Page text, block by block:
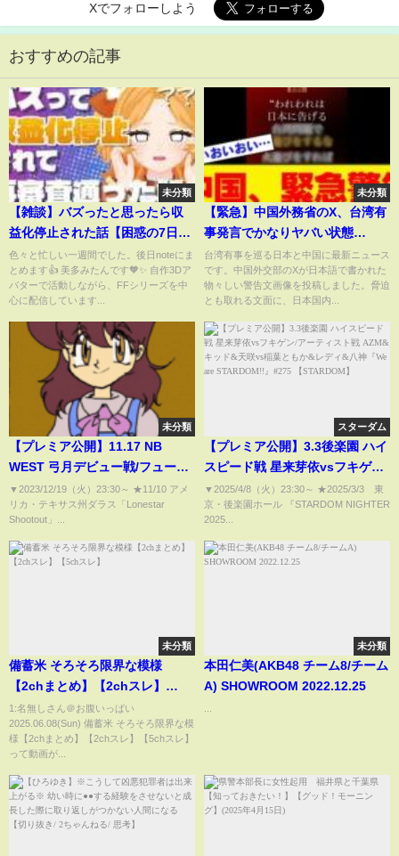
Xでフォローしよう
おすすめの記事
未分類
【雑談】バズったと思ったら収
益化停止された話【困惑の7日
間】
色々と忙しい一週間でした。後日noteにま
とめます👍 美多みたんです🧡✨ 自作3Dア
バターで活動しながら、FFシリーズを中
心に配信しています...
未分類
【緊急】中国外務省のX、台湾有
事発言でかなりヤバい状態
に………
台湾有事を巡る日本と中国に最新ニュース
です。中国外交部のXが日本語で書かれた
物々しい警告文画像を投稿しました。脅迫
とも取れる文面に、日本国内...
未分類
【プレミア公開】11.17 NB
WEST 弓月デビュー戦/フューチ
ャー 吏南vsHANAKO/IWGP女子
inダラス 岩谷vsバッケル 『We
#207【STARDOM】
▼2023/12/19（火）23:30​​​​​​​​​​～ ★11/10 アメ
リカ・テキサス州ダラス「Lonestar
Shootout」...
スターダム
【プレミア公開】3.3後楽園 ハイ
スピード戦 星来芽依vsフキゲン/
アーティスト戦 AZM&キッド&天
咲vs稲葉ともか&レディ&八神
【STARDOM】
▼2025/4/8（火）23:30​​​​​​​​​​～ ★2025/3/3 東
京・後楽園ホール 『STARDOM NIGHTER
2025...
未分類
備蓄米 そろそろ限界な模様
【2chまとめ】【2chスレ】
【5chスレ】
1:名無しさん＠お腹いっぱい
2025.06.08(Sun) 備蓄米 そろそろ限界な模
様【2chまとめ】【2chスレ】【5chスレ】
って動画が...
未分類
本田仁美(AKB48 チーム8/チーム
A) SHOWROOM 2022.12.25